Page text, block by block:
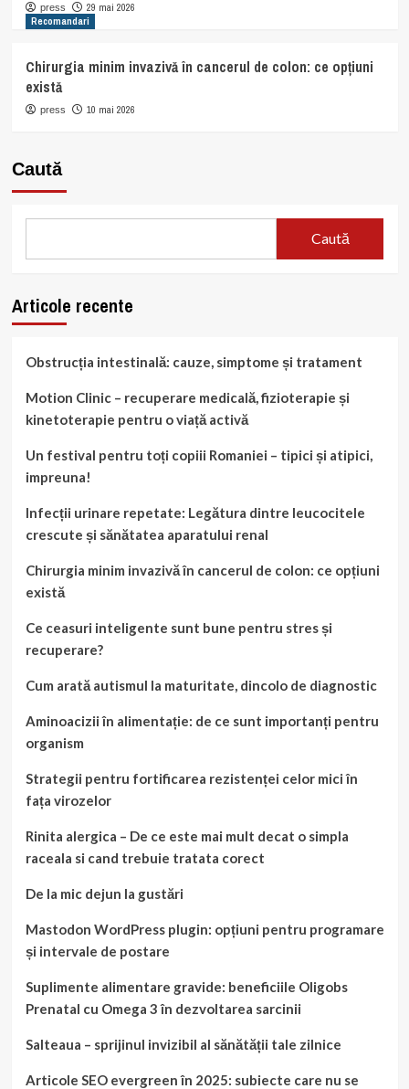
press
29 mai 2026
Recomandari
Chirurgia minim invazivă în cancerul de colon: ce opțiuni
există
press 10 mai 2026
Caută
Caută
Articole recente
Obstrucția intestinală: cauze, simptome și tratament
Motion Clinic – recuperare medicală, fizioterapie și
kinetoterapie pentru o viață activă
Un festival pentru toți copiii Romaniei – tipici și atipici,
impreuna!
Infecții urinare repetate: Legătura dintre leucocitele
crescute și sănătatea aparatului renal
Chirurgia minim invazivă în cancerul de colon: ce opțiuni
există
Ce ceasuri inteligente sunt bune pentru stres și
recuperare?
Cum arată autismul la maturitate, dincolo de diagnostic
Aminoacizii în alimentație: de ce sunt importanți pentru
organism
Strategii pentru fortificarea rezistenței celor mici în
fața virozelor
Rinita alergica – De ce este mai mult decat o simpla
raceala si cand trebuie tratata corect
De la mic dejun la gustări
Mastodon WordPress plugin: opțiuni pentru programare
și intervale de postare
Suplimente alimentare gravide: beneficiile Oligobs
Prenatal cu Omega 3 în dezvoltarea sarcinii
Salteaua – sprijinul invizibil al sănătății tale zilnice
Articole SEO evergreen în 2025: subiecte care nu se